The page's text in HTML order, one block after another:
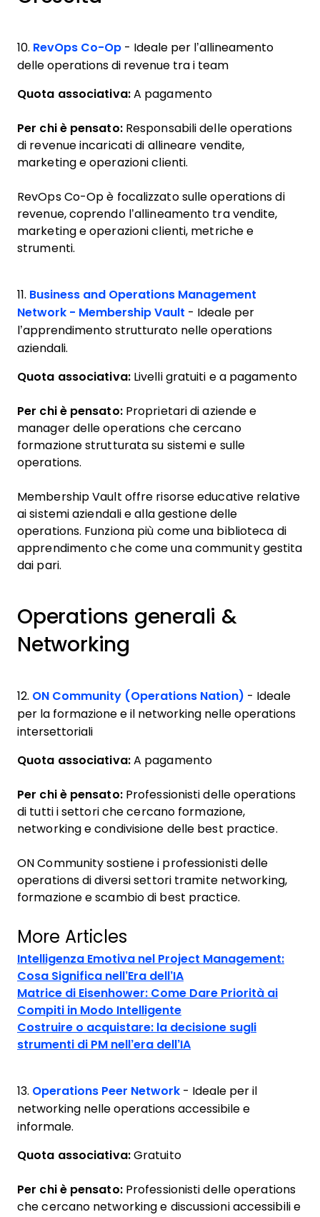
10. RevOps Co-Op - Ideale per l’allineamento
delle operations di revenue tra i team
Quota associativa:A pagamento
Per chi è pensato:Responsabili delle operations
di revenue incaricati di allineare vendite,
marketing e operazioni clienti.
RevOps Co-Op è focalizzato sulle operations di
revenue, coprendo l’allineamento tra vendite,
marketing e operazioni clienti, metriche e
strumenti.
11. Business and Operations Management
Network - Membership Vault - Ideale per
l’apprendimento strutturato nelle operations
aziendali.
Quota associativa:Livelli gratuiti e a pagamento
Per chi è pensato:Proprietari di aziende e
manager delle operations che cercano
formazione strutturata su sistemi e sulle
operations.
Membership Vault offre risorse educative relative
ai sistemi aziendali e alla gestione delle
operations. Funziona più come una biblioteca di
apprendimento che come una community gestita
dai pari.
Operations generali &
Networking
12. ON Community (Operations Nation) - Ideale
per la formazione e il networking nelle operations
intersettoriali
Quota associativa:A pagamento
Per chi è pensato:Professionisti delle operations
di tutti i settori che cercano formazione,
networking e condivisione delle best practice.
ON Community sostiene i professionisti delle
operations di diversi settori tramite networking,
formazione e scambio di best practice.
More Articles
Intelligenza Emotiva nel Project Management:
Cosa Significa nell’Era dell’IA
Matrice di Eisenhower: Come Dare Priorità ai
Compiti in Modo Intelligente
Costruire o acquistare: la decisione sugli
strumenti di PM nell’era dell’IA
13. Operations Peer Network - Ideale per il
networking nelle operations accessibile e
informale.
Quota associativa:Gratuito
Per chi è pensato:Professionisti delle operations
che cercano networking e discussioni accessibili e